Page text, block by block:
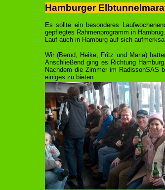
Hamburger
Es sollte ein besonderes
gepflegtes Rahmenprogramm in
Lauf auch in Hamburg auf sich
Wir (Bernd, Heike, Fritz und Maria)
Anschließend ging es Richtung
Nachdem die Zimmer im RadissonSAS
einiges zu bieten.